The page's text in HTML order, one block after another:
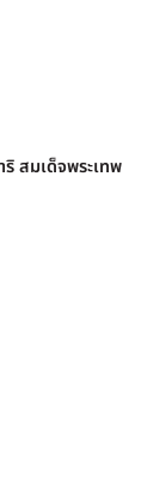
สมเด็จพระเทพ